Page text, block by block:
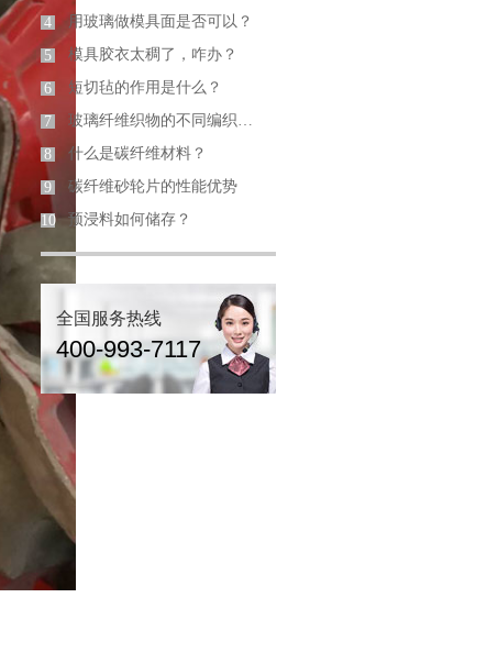
4 用玻璃做模具面是否可以？
5 模具胶衣太稠了，咋办？
6 短切毡的作用是什么？
7 玻璃纤维织物的不同编织方式
8 什么是碳纤维材料？
9 碳纤维砂轮片的性能优势
10 预浸料如何储存？
全国服务热线
400-993-7117